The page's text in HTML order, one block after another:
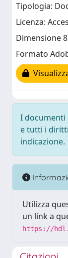
Tipologia:
Licenza:
Dimensione
Formato
I documenti
e tutti i
indicazione.
Utilizza
un link a
https://